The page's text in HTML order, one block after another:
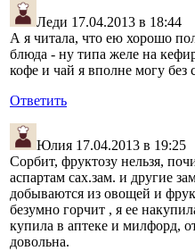
Леди 17.04.2013 в 18:44
А я читала, что ею хорошо
блюда - ну типа желе на
кофе и чай я вполне могу без
Ответить
Юлия 17.04.2013 в 19:25
Сорбит, фруктозу нельзя,
аспартам сах.зам. и другие
добываются из овощей и
безумно горчит , я ее
купила в аптеке и милфорд,
довольна.